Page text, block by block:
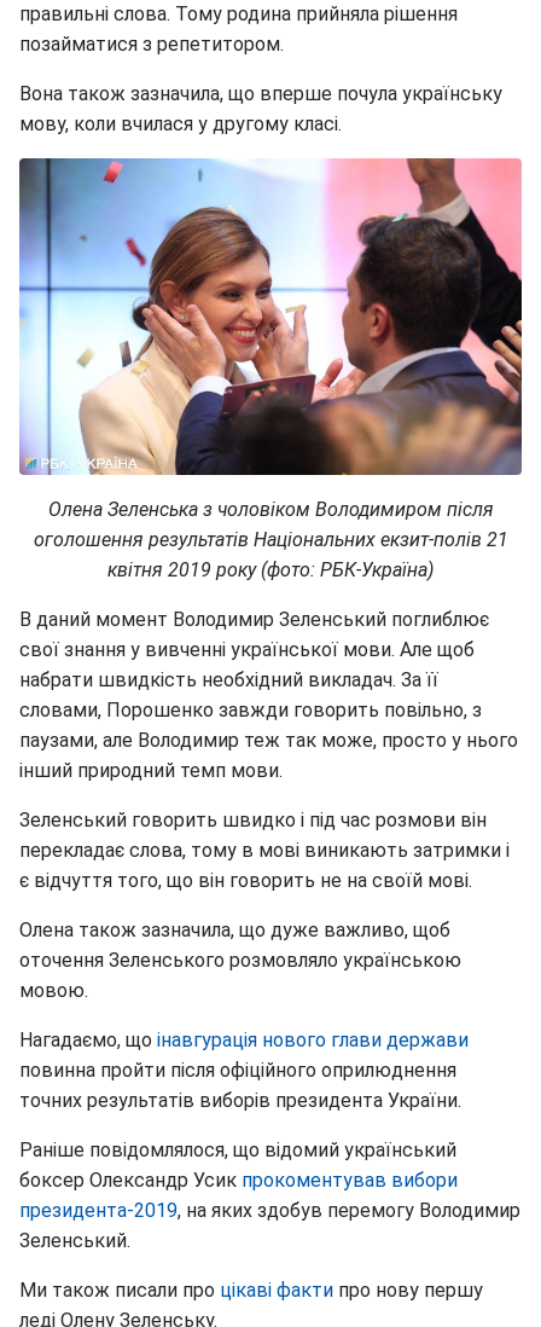
правильні слова. Тому родина прийняла рішення
позайматися з репетитором.
Вона також зазначила, що вперше почула українську
мову, коли вчилася у другому класі.
Олена Зеленська з чоловіком Володимиром після
оголошення результатів Національних екзит-полів 21
квітня 2019 року (фото: РБК-Україна)
В даний момент Володимир Зеленський поглиблює
свої знання у вивченні української мови. Але щоб
набрати швидкість необхідний викладач. За її
словами, Порошенко завжди говорить повільно, з
паузами, але Володимир теж так може, просто у нього
інший природний темп мови.
Зеленський говорить швидко і під час розмови він
перекладає слова, тому в мові виникають затримки і
є відчуття того, що він говорить не на своїй мові.
Олена також зазначила, що дуже важливо, щоб
оточення Зеленського розмовляло українською
мовою.
Нагадаємо, що інавгурація нового глави держави
повинна пройти після офіційного оприлюднення
точних результатів виборів президента України.
Раніше повідомлялося, що відомий український
боксер Олександр Усик прокоментував вибори
президента-2019, на яких здобув перемогу Володимир
Зеленський.
Ми також писали про цікаві факти про нову першу
леді Олену Зеленську.